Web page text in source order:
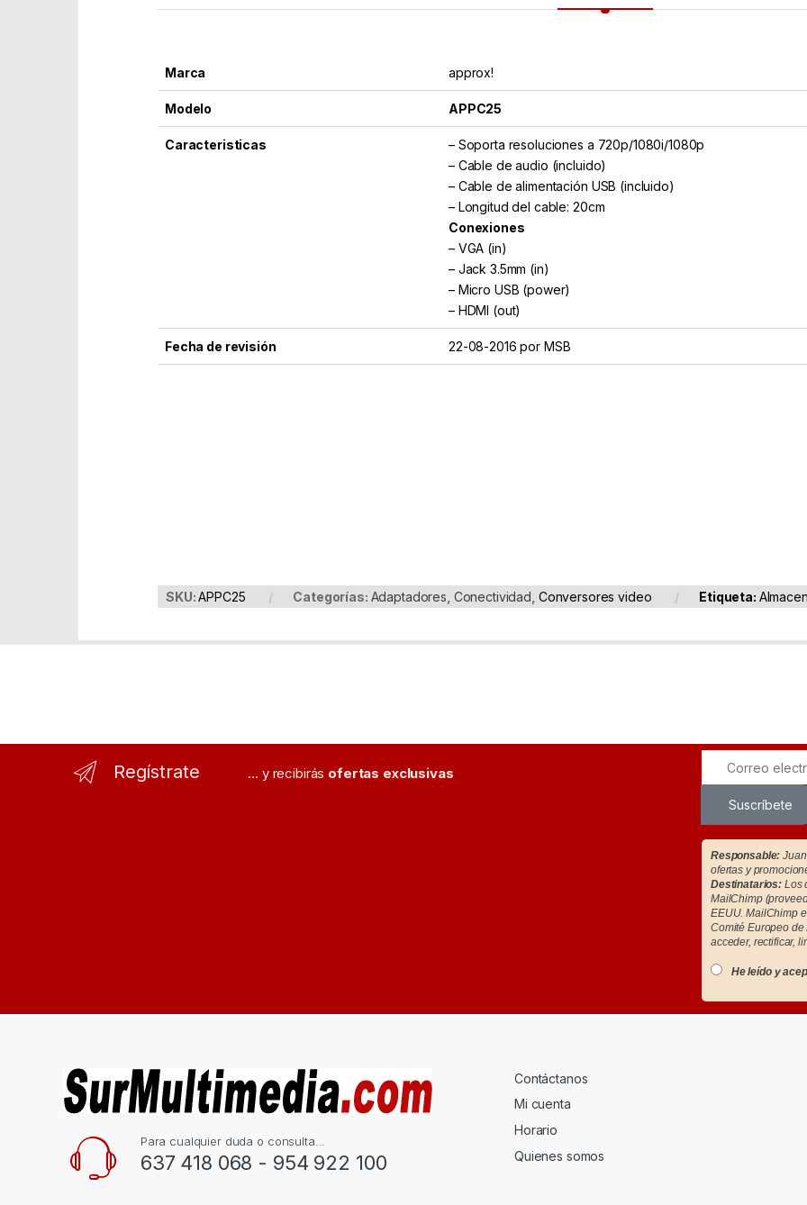
Marca approx!
Modelo APPC25
Caracteristicas
– Soporta resoluciones a 720p/1080i/1080p
– Cable de audio (incluido)
– Cable de alimentación USB (incluido)
– Longitud del cable: 20cm
Conexiones
– VGA (in)
– Jack 3.5mm (in)
– Micro USB (power)
– HDMI (out)
Fecha de revisión 22-08-2016 por MSB
SKU:APPC25 Categorías: Adaptadores Conectividad Conversores video Etiqueta:
Regístrate ... y recibirás ofertas exclusivas
Suscríbete
Responsable:
ofertas y
Destinatarios: Los
MailChimp
EEUU. MailChimp
Comité Europeo
acceder, rectificar,
He leído y
Para cualquier duda o consulta...
637 418 068 - 954 922 100
Contáctanos
Mi cuenta
Horario
Quienes somos